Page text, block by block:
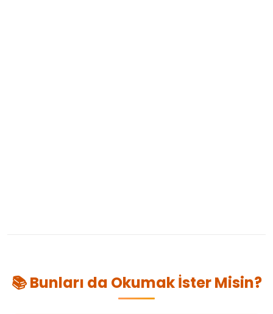
📚 Bunları da Okumak İster Misin?